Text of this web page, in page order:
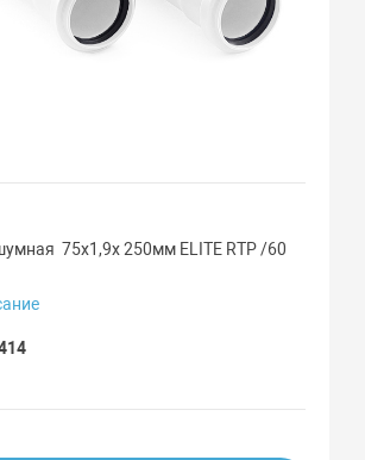
75х1,9х 250мм ELITE RTP /60